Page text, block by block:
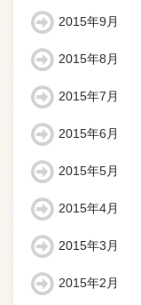
2015年9月
2015年8月
2015年7月
2015年6月
2015年5月
2015年4月
2015年3月
2015年2月